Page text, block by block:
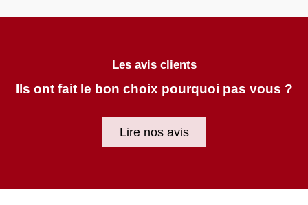
Les avis clients
Ils ont fait le bon choix pourquoi pas vous ?
Lire nos avis